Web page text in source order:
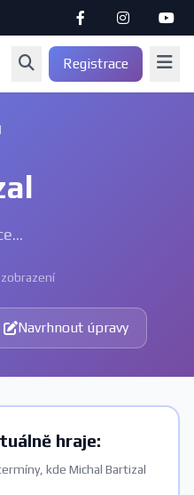
Registrace
Navrhnout úpravy
hraje:
kde Michal Bartizal